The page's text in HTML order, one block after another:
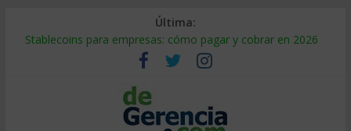
Última:
Stablecoins para empresas: cómo pagar y cobrar en 2026
Despido silencioso: qué es y por qué sale tan caro
IA en selección de personal: cómo auditarla a tiempo
Trabajo forzoso en la cadena de suministro: qué hacer
Mercado hispano de EE. UU.: cómo segmentarlo y venderle